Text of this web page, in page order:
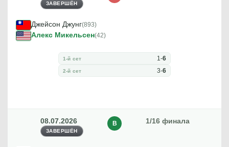
ЗАВЕРШЁН
Джейсон Джунг(893)
Алекс Микельсен(42)
1-й сет 1-6
2-й сет 3-6
08.07.2026
ЗАВЕРШЁН
1/16 финала
В